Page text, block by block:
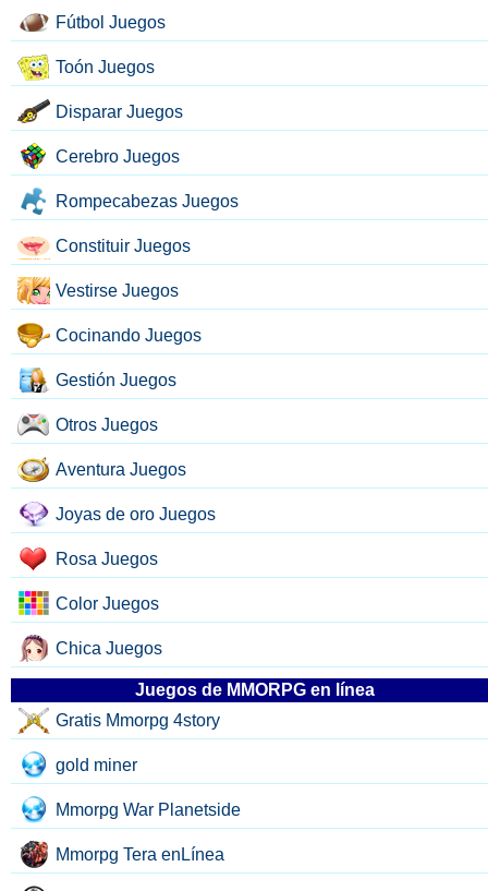
Fútbol Juegos
Toón Juegos
Disparar Juegos
Cerebro Juegos
Rompecabezas Juegos
Constituir Juegos
Vestirse Juegos
Cocinando Juegos
Gestión Juegos
Otros Juegos
Aventura Juegos
Joyas de oro Juegos
Rosa Juegos
Color Juegos
Chica Juegos
Juegos de MMORPG en línea
Gratis Mmorpg 4story
gold miner
Mmorpg War Planetside
Mmorpg Tera enLínea